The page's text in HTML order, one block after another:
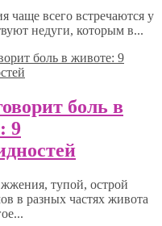
чаще всего встречаются у
недуги, которым в...
боль в
9
тупой, острой
в разных частях живота